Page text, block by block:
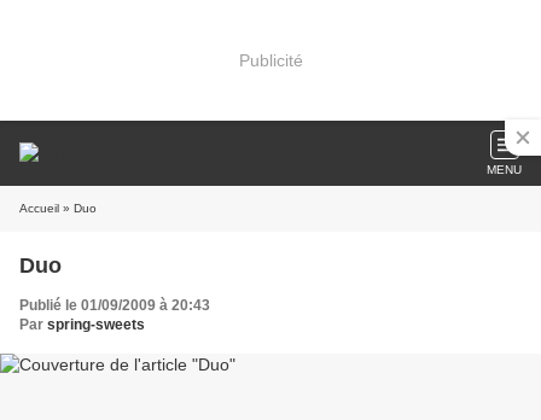
Publicité
MENU
Accueil » Duo
Duo
Publié le 01/09/2009 à 20:43
Par spring-sweets